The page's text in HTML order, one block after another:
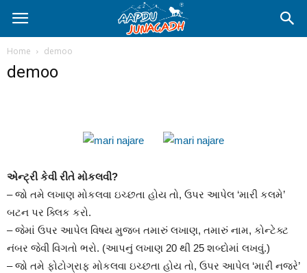
Home demoo
demoo
એન્ટ્રી કેવી રીતે મોકલવી?
– જો તમે લખાણ મોકલવા ઇચ્છતા હોય તો, ઉપર આપેલ ‘મારી કલમે’
બટન પર ક્લિક કરો.
– જેમાં ઉપર આપેલ વિષય મુજબ તમારું લખાણ, તમારું નામ, કોન્ટેક્ટ
નંબર જેવી વિગતો ભરો. (આપનું લખાણ 20 થી 25 શબ્દોમાં લખવું.)
– જો તમે ફોટોગ્રાફ મોકલવા ઇચ્છતા હોય તો, ઉપર આપેલ ‘મારી નજરે’